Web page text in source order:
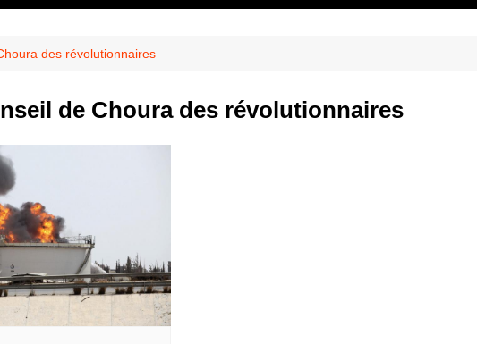
des révolutionnaires
de Choura des révolutionnaires